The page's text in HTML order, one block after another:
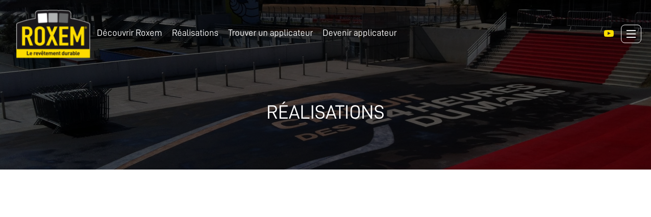
RÉALISATIONS
Découvrir Roxem Réalisations Trouver un applicateur Devenir applicateur
Panneau de gestion des cookies